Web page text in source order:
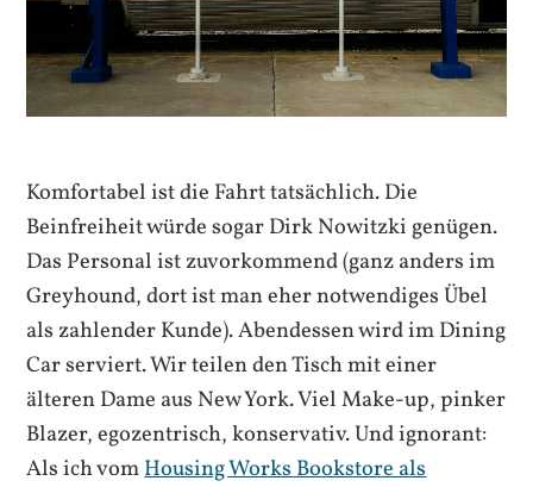
Komfortabel ist die Fahrt tatsächlich. Die
Beinfreiheit würde sogar Dirk Nowitzki genügen.
Das Personal ist zuvorkommend (ganz anders im
Greyhound, dort ist man eher notwendiges Übel
als zahlender Kunde). Abendessen wird im Dining
Car serviert. Wir teilen den Tisch mit einer
älteren Dame aus New York. Viel Make-up, pinker
Blazer, egozentrisch, konservativ. Und ignorant:
Als ich vomHousing Works Bookstore als